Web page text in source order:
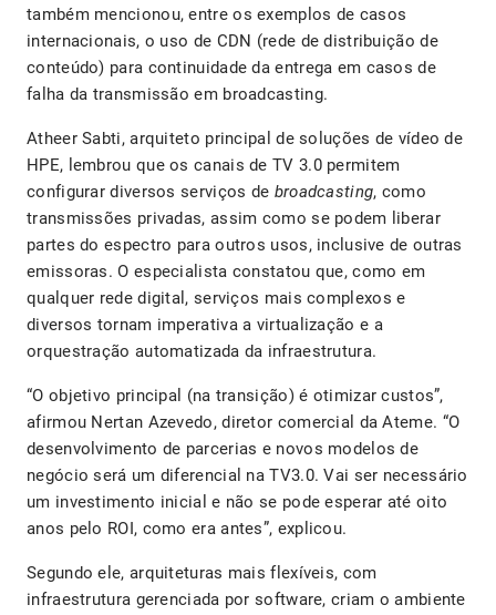
também mencionou, entre os exemplos de casos
internacionais, o uso de CDN (rede de distribuição de
conteúdo) para continuidade da entrega em casos de
falha da transmissão em broadcasting.
Atheer Sabti, arquiteto principal de soluções de vídeo de
HPE, lembrou que os canais de TV 3.0 permitem
configurar diversos serviços de broadcasting, como
transmissões privadas, assim como se podem liberar
partes do espectro para outros usos, inclusive de outras
emissoras. O especialista constatou que, como em
qualquer rede digital, serviços mais complexos e
diversos tornam imperativa a virtualização e a
orquestração automatizada da infraestrutura.
“O objetivo principal (na transição) é otimizar custos”,
afirmou Nertan Azevedo, diretor comercial da Ateme. “O
desenvolvimento de parcerias e novos modelos de
negócio será um diferencial na TV3.0. Vai ser necessário
um investimento inicial e não se pode esperar até oito
anos pelo ROI, como era antes”, explicou.
Segundo ele, arquiteturas mais flexíveis, com
infraestrutura gerenciada por software, criam o ambiente